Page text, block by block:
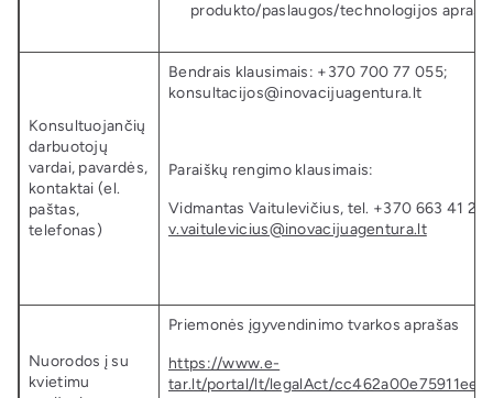
produkto/paslaugos/technologijos
Konsultuojančių
darbuotojų
vardai, pavardės,
kontaktai (el.
paštas,
telefonas)
Bendrais klausimais: +370 700 77 055;
konsultacijos@inovacijuagentura.lt
Paraiškų rengimo klausimais:
Vidmantas Vaitulevičius, tel. +370 663 41
v.vaitulevicius@inovacijuagentura.lt
Nuorodos į su
kvietimu
Priemonės įgyvendinimo tvarkos aprašas
https://www.e-
tar.lt/portal/lt/legalAct/